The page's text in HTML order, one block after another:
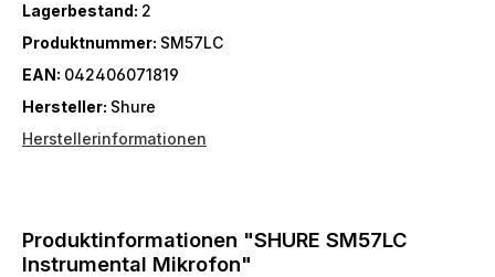
Lagerbestand: 2
Produktnummer: SM57LC
EAN: 042406071819
Hersteller: Shure
Herstellerinformationen
Produktinformationen "SHURE SM57LC
Instrumental Mikrofon"